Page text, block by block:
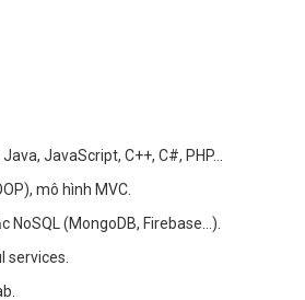
JavaScript, C++, C#, PHP…
mô hình MVC.
NoSQL (MongoDB, Firebase…).
services.